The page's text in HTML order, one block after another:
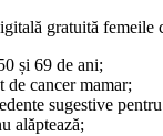
gratuită femeile
și 69 de ani;
cancer mamar;
sugestive
alăptează;